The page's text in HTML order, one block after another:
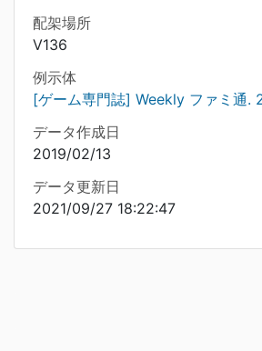
配架場所
V136
例示体
[ゲーム専門誌] Weekly ファミ通.
データ作成日
2019/02/13
データ更新日
2021/09/27 18:22:47